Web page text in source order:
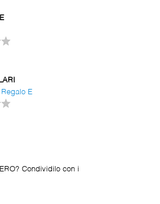
E
Condividilo con i